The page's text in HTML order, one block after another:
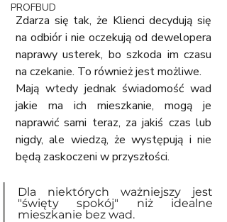
PROFBUD
Zdarza się tak, że Klienci decydują się
na odbiór i nie oczekują od dewelopera
naprawy usterek, bo szkoda im czasu
na czekanie. To również jest możliwe.
Mają wtedy jednak świadomość wad
jakie ma ich mieszkanie, mogą je
naprawić sami teraz, za jakiś czas lub
nigdy, ale wiedzą, że występują i nie
będą zaskoczeni w przyszłości.
Dla niektórych ważniejszy jest
"święty spokój" niż idealne
mieszkanie bez wad.